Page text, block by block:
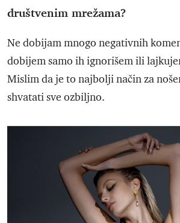
društvenim mrežama?
Ne dobijam mnogo negativnih
dobijem samo ih ignorišem ili
Mislim da je to najbolji način za
shvatati sve ozbiljno.